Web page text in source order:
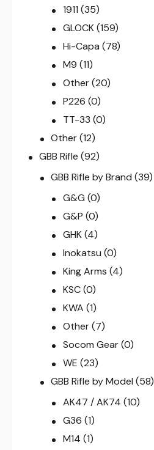
1911 (35)
GLOCK (159)
Hi-Capa (78)
M9 (11)
Other (20)
P226 (0)
TT-33 (0)
Other (12)
GBB Rifle (92)
GBB Rifle by Brand (39)
G&G (0)
G&P (0)
GHK (4)
Inokatsu (0)
King Arms (4)
KSC (0)
KWA (1)
Other (7)
Socom Gear (0)
WE (23)
GBB Rifle by Model (58)
AK47 / AK74 (10)
G36 (1)
M14 (1)